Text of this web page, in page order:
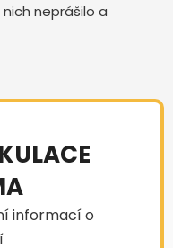
neprášilo a
informací o